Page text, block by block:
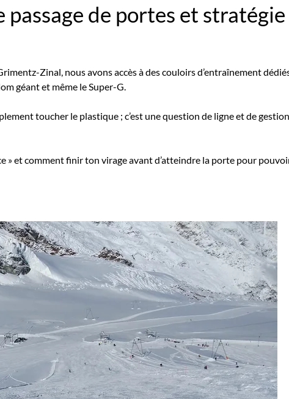
de portes et
Zinal, nous avons accès à des couloirs d’entraînement
géant et même le Super-G.
toucher le plastique ; c’est une question de ligne et de
» et comment finir ton virage avant d’atteindre la porte pour